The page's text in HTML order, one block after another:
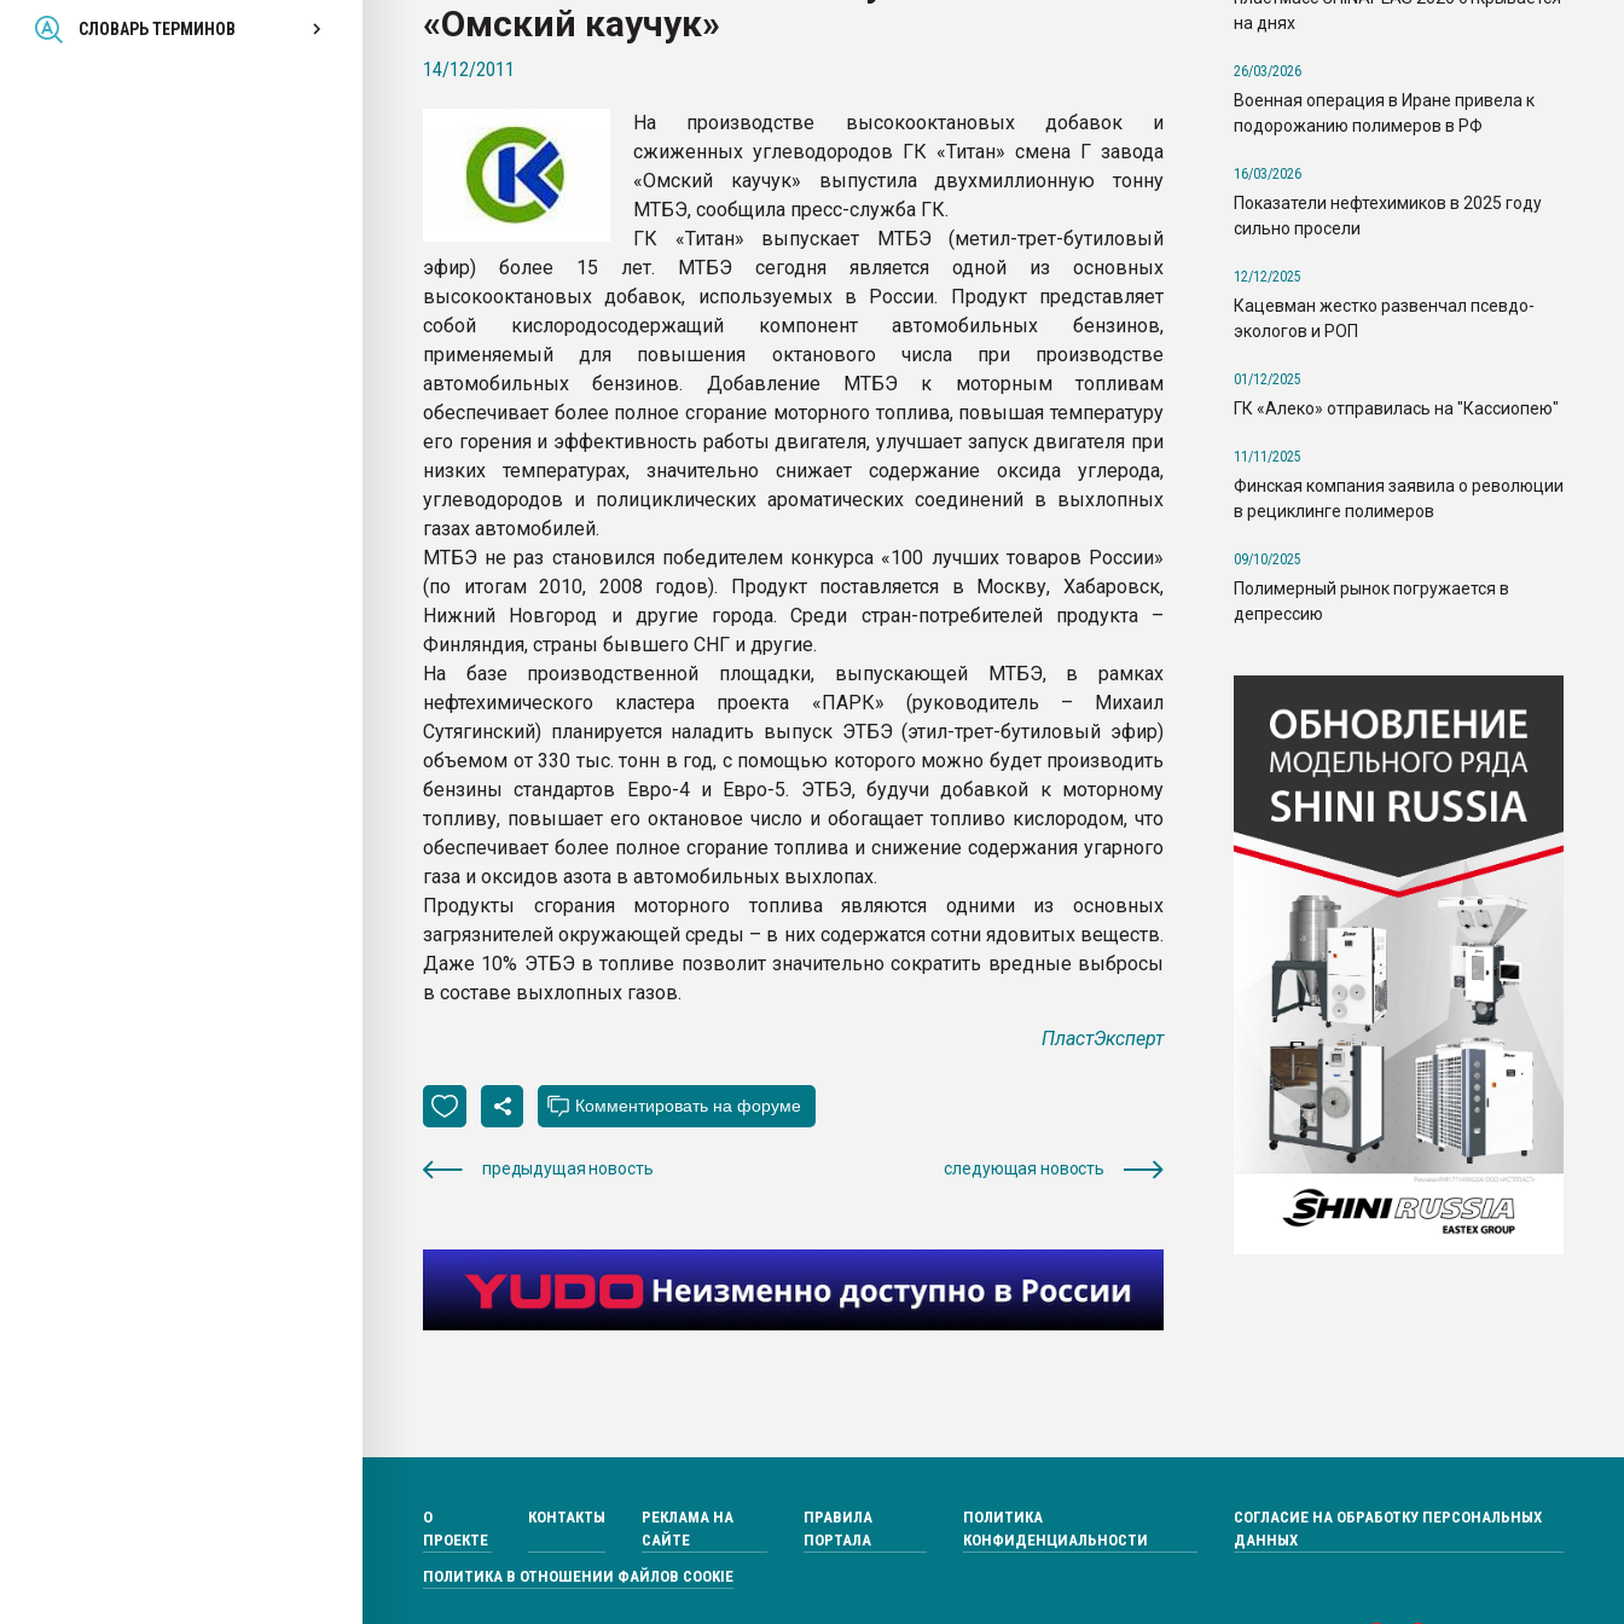
СЛОВАРЬ ТЕРМИНОВ
Всё, что касается выдува ПЭТ
«Омский каучук»
14/12/2011
На производстве высокооктановых добавок и
сжиженных углеводородов ГК «Титан» смена Г завода
«Омский каучук» выпустила двухмиллионную тонну
МТБЭ, сообщила пресс-служба ГК.
ГК «Титан» выпускает МТБЭ (метил-трет-бутиловый
эфир) более 15 лет. МТБЭ сегодня является одной из основных
высокооктановых добавок, используемых в России. Продукт представляет
собой кислородосодержащий компонент автомобильных бензинов,
применяемый для повышения октанового числа при производстве
автомобильных бензинов. Добавление МТБЭ к моторным топливам
обеспечивает более полное сгорание моторного топлива, повышая температуру
его горения и эффективность работы двигателя, улучшает запуск двигателя при
низких температурах, значительно снижает содержание оксида углерода,
углеводородов и полициклических ароматических соединений в выхлопных
газах автомобилей.
МТБЭ не раз становился победителем конкурса «100 лучших товаров России»
(по итогам 2010, 2008 годов). Продукт поставляется в Москву, Хабаровск,
Нижний Новгород и другие города. Среди стран-потребителей продукта –
Финляндия, страны бывшего СНГ и другие.
На базе производственной площадки, выпускающей МТБЭ, в рамках
нефтехимического кластера проекта «ПАРК» (руководитель – Михаил
Сутягинский) планируется наладить выпуск ЭТБЭ (этил-трет-бутиловый эфир)
объемом от 330 тыс. тонн в год, с помощью которого можно будет производить
бензины стандартов Евро-4 и Евро-5. ЭТБЭ, будучи добавкой к моторному
топливу, повышает его октановое число и обогащает топливо кислородом, что
обеспечивает более полное сгорание топлива и снижение содержания угарного
газа и оксидов азота в автомобильных выхлопах.
Продукты сгорания моторного топлива являются одними из основных
загрязнителей окружающей среды – в них содержатся сотни ядовитых веществ.
Даже 10% ЭТБЭ в топливе позволит значительно сократить вредные выбросы
в составе выхлопных газов.
ПластЭксперт
предыдущая новость следующая новость
на днях
26/03/2026
Военная операция в Иране привела к
подорожанию полимеров в РФ
16/03/2026
Показатели нефтехимиков в 2025 году
сильно просели
12/12/2025
Кацевман жестко развенчал псевдо-
экологов и РОП
01/12/2025
ГК «Алеко» отправилась на "Кассиопею"
11/11/2025
Финская компания заявила о революции
в рециклинге полимеров
09/10/2025
Полимерный рынок погружается в
депрессию
О
ПРОЕКТЕ
КОНТАКТЫ
РЕКЛАМА НА
САЙТЕ
ПРАВИЛА
ПОРТАЛА
ПОЛИТИКА
КОНФИДЕНЦИАЛЬНОСТИ
СОГЛАСИЕ НА ОБРАБОТКУ ПЕРСОНАЛЬНЫХ
ДАННЫХ
ПОЛИТИКА В ОТНОШЕНИИ ФАЙЛОВ COOKIE